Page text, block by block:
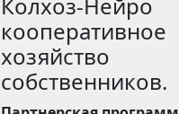
кооперативное
хозяйство
собственников.